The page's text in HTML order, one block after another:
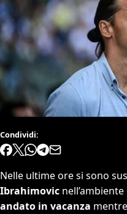
Condividi:
Nelle ultime ore si sono
Ibrahimovic
andato in vacanza